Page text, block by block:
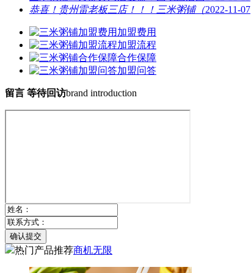
恭喜！贵州雷老板三店！！！三米粥铺（2022-11-07
加盟费用
加盟流程
合作保障
加盟问答
留言 等待回访brand introduction
确认提交
热门产品推荐商机无限